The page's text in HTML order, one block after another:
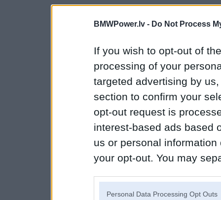
BMWPower.lv - Do Not Process
If you wish to opt-out of
processing of your
targeted advertising by
section to confirm your
opt-out request is
interest-based ads based
us or personal
your opt-out. You may
Personal Data Processing Opt Outs